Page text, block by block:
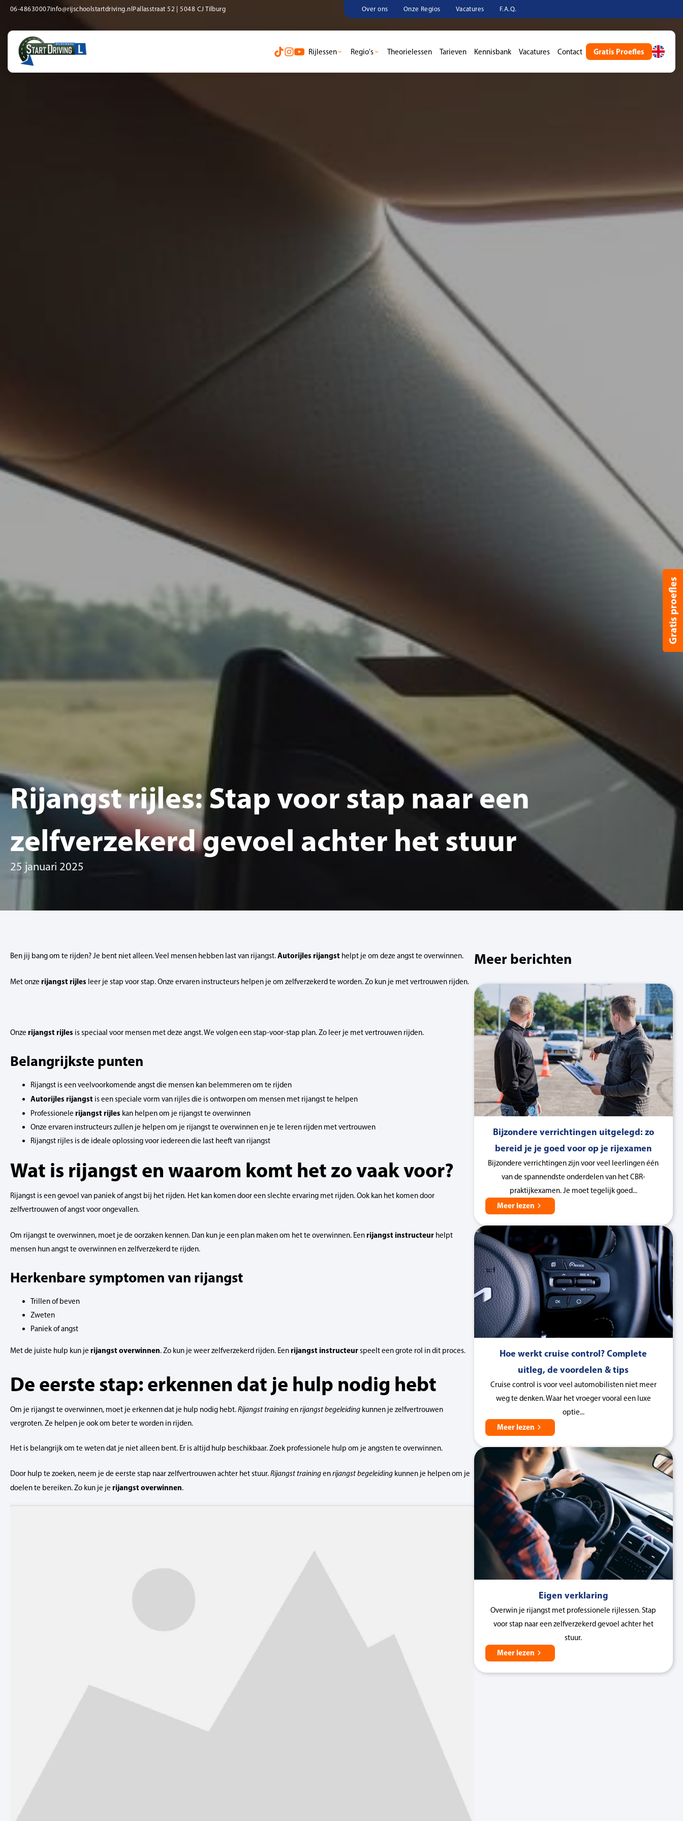
06-48630007info@rijschoolstartdriving.nl Pallasstraat 52 | 5048 CJ Tilburg Over ons Onze Regios Vacatures F.A.Q.
Rijlessen Regio's Theorielessen Tarieven Kennisbank Vacatures Contact Gratis Proefles
Gratis proefles
Rijangst rijles: Stap voor stap naar een
zelfverzekerd gevoel achter het stuur
25 januari 2025
Ben jij bang om te rijden? Je bent niet alleen. Veel mensen hebben last van rijangst.Autorijles rijangst helpt je om deze angst te overwinnen.
Met onze rijangst rijles leer je stap voor stap. Onze ervaren instructeurs helpen je om zelfverzekerd te worden. Zo kun je met vertrouwen rijden.
Onze rijangst rijles is speciaal voor mensen met deze angst. We volgen een stap-voor-stap plan. Zo leer je met vertrouwen rijden.
Belangrijkste punten
Rijangst is een veelvoorkomende angst die mensen kan belemmeren om te rijden
Autorijles rijangst is een speciale vorm van rijles die is ontworpen om mensen met rijangst te helpen
Professionele rijangst rijles kan helpen om je rijangst te overwinnen
Onze ervaren instructeurs zullen je helpen om je rijangst te overwinnen en je te leren rijden met vertrouwen
Rijangst rijles is de ideale oplossing voor iedereen die last heeft van rijangst
Wat is rijangst en waarom komt het zo vaak voor?
Rijangst is een gevoel van paniek of angst bij het rijden. Het kan komen door een slechte ervaring met rijden. Ook kan het komen door
zelfvertrouwen of angst voor ongevallen.
Om rijangst te overwinnen, moet je de oorzaken kennen. Dan kun je een plan maken om het te overwinnen. Eenrijangst instructeur helpt
mensen hun angst te overwinnen en zelfverzekerd te rijden.
Herkenbare symptomen van rijangst
Trillen of beven
Zweten
Paniek of angst
Met de juiste hulp kun je rijangst overwinnen. Zo kun je weer zelfverzekerd rijden. Eenrijangst instructeurspeelt een grote rol in dit proces.
De eerste stap: erkennen dat je hulp nodig hebt
Om je rijangst te overwinnen, moet je erkennen dat je hulp nodig hebt.Rijangst trainingenrijangst begeleiding kunnen je zelfvertrouwen
vergroten. Ze helpen je ook om beter te worden in rijden.
Het is belangrijk om te weten dat je niet alleen bent. Er is altijd hulp beschikbaar. Zoek professionele hulp om je angsten te overwinnen.
Door hulp te zoeken, neem je de eerste stap naar zelfvertrouwen achter het stuur.Rijangst trainingenrijangst begeleiding kunnen je helpen om je
doelen te bereiken. Zo kun je je rijangst overwinnen.
Meer berichten
Bijzondere verrichtingen uitgelegd: zo
bereid je je goed voor op je rijexamen
Bijzondere verrichtingen zijn voor veel leerlingen één
van de spannendste onderdelen van het CBR-
praktijkexamen. Je moet tegelijk goed...
Meer lezen
Hoe werkt cruise control? Complete
uitleg, de voordelen & tips
Cruise control is voor veel automobilisten niet meer
weg te denken. Waar het vroeger vooral een luxe
optie...
Meer lezen
Eigen verklaring
Overwin je rijangst met professionele rijlessen. Stap
voor stap naar een zelfverzekerd gevoel achter het
stuur.
Meer lezen